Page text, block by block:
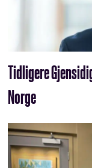
Tidligere
Norge